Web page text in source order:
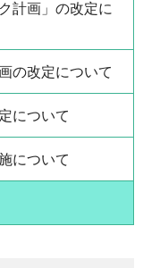
計画」の改定に
の改定について
について
について